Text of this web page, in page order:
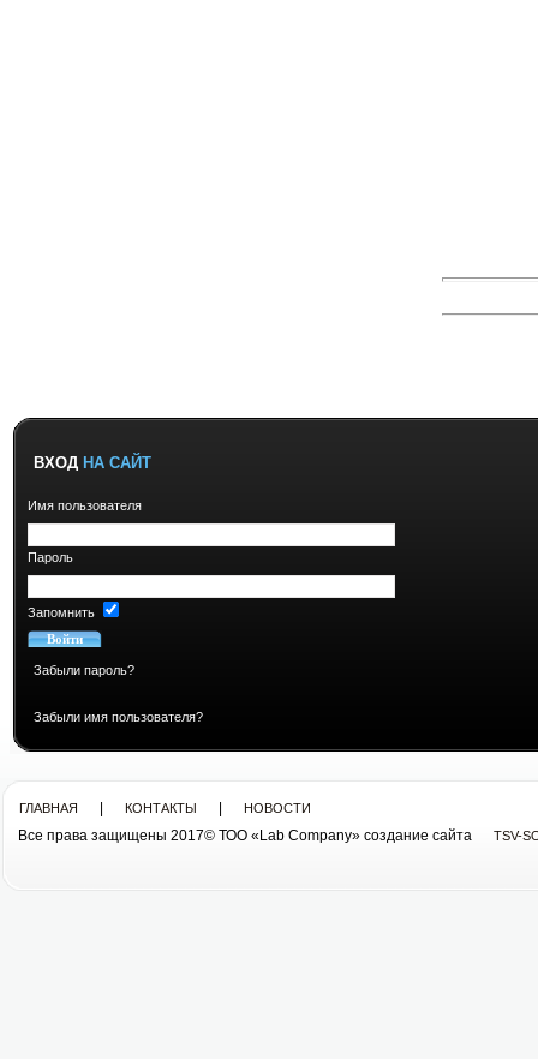
ВХОД НА САЙТ
Имя пользователя
Пароль
Запомнить
Забыли пароль?
Забыли имя пользователя?
ГЛАВНАЯ КОНТАКТЫ НОВОСТИ
Все права защищены 2017© ТОО «Lab Company» cоздание сайта TSV-